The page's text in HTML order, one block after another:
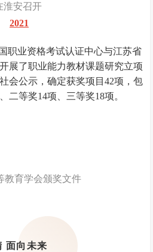
淮安召开
2021
职业资格考试认证中心与江苏省
展了职业能力教材课题研究立项
会公示，确定获奖项目42项，包
二等奖14项、三等奖18项。
教育学会颁奖文件
面向未来